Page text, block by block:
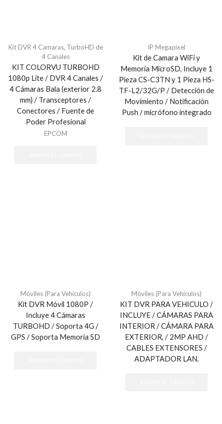
Kit DVR 4 Camaras, TurboHD de
4 Canales
KIT COLORVU TURBOHD
1080p Lite / DVR 4 Canales /
4 Cámaras Bala (exterior 2.8
mm) / Transceptores /
Conectores / Fuente de
Poder Profesional
EPCOM
IP Megapixel
Kit de Camara WiFi y
Memoria MicroSD, Incluye 1
Pieza CS-C3TN y 1 Pieza HS-
TF-L2/32G/P / Detección de
Movimiento / Notificación
Push / micrófono integrado
Móviles (Para Vehículos)
Kit DVR Móvil 1080P /
Incluye 4 Cámaras
TURBOHD / Soporta 4G /
GPS / Soporta Memoria SD
Móviles (Para Vehículos)
KIT DVR PARA VEHICULO /
INCLUYE / CÁMARAS PARA
INTERIOR / CÁMARA PARA
EXTERIOR, / 2MP AHD /
CABLES EXTENSORES /
ADAPTADOR LAN.